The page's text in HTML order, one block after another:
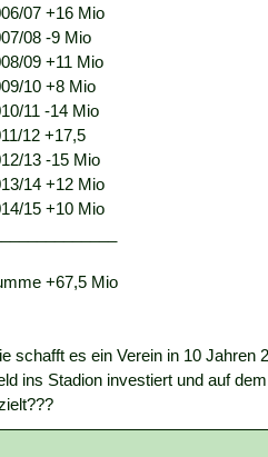
07 +16 Mio
08 -9 Mio
09 +11 Mio
10 +8 Mio
11 -14 Mio
12 +17,5
13 -15 Mio
14 +12 Mio
15 +10 Mio
+67,5 Mio
schafft es ein Verein in 10 Jahren
ins Stadion investiert und auf